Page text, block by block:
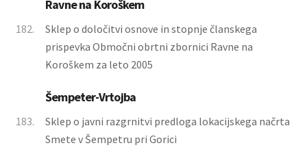
Ravne na Koroškem
182.
Sklep o določitvi osnove in stopnje članskega
prispevka Območni obrtni zbornici Ravne na
Koroškem za leto 2005
Šempeter-Vrtojba
183.
Sklep o javni razgrnitvi predloga lokacijskega načrta
Smete v Šempetru pri Gorici